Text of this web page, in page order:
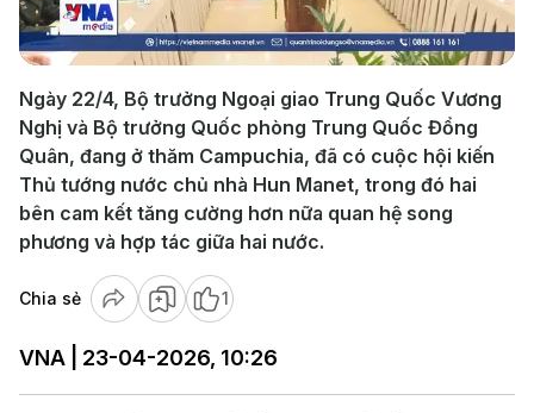
Video
Ngày 22/4, Bộ trưởng Ngoại giao Trung Quốc Vương
Nghị và Bộ trưởng Quốc phòng Trung Quốc Đổng
Quân, đang ở thăm Campuchia, đã có cuộc hội kiến
Thủ tướng nước chủ nhà Hun Manet, trong đó hai
bên cam kết tăng cường hơn nữa quan hệ song
phương và hợp tác giữa hai nước.
Chia sẻ 1
VNA | 23-04-2026, 10:26